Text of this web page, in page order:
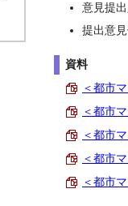
意見提
提出意
資料
＜都市
＜都市
＜都市
＜都市
＜都市